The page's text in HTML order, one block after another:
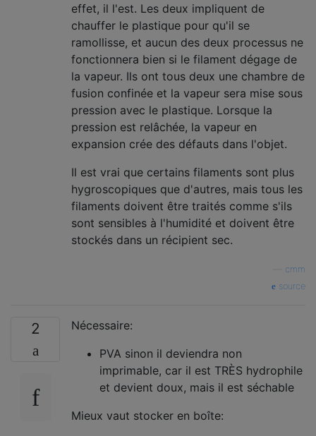
effet, il l'est. Les deux impliquent de
chauffer le plastique pour qu'il se
ramollisse, et aucun des deux processus ne
fonctionnera bien si le filament dégage de
la vapeur. Ils ont tous deux une chambre de
fusion confinée et la vapeur sera mise sous
pression avec le plastique. Lorsque la
pression est relâchée, la vapeur en
expansion crée des défauts dans l'objet.
Il est vrai que certains filaments sont plus
hygroscopiques que d'autres, mais tous les
filaments doivent être traités comme s'ils
sont sensibles à l'humidité et doivent être
stockés dans un récipient sec.
cmm
source
2
Nécessaire:
PVA sinon il deviendra non
imprimable, car il est TRÈS hydrophile
et devient doux, mais il est séchable
Mieux vaut stocker en boîte: